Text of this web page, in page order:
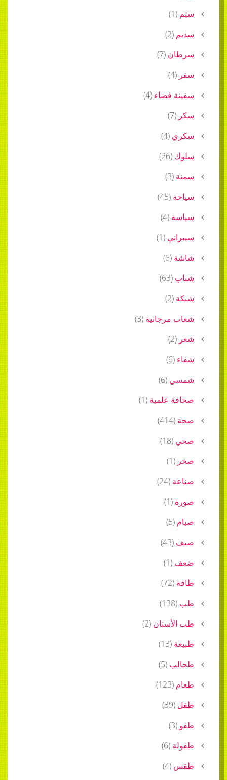
ستِم (
1
)
سديم (
2
)
سرطان (
7
)
سفر (
4
)
سفينة فضاء (
4
)
سكر (
7
)
سكري (
4
)
سلوك (
26
)
سمنة (
3
)
سياحة (
45
)
سياسة (
4
)
سيبراني (
1
)
شاشة (
6
)
شباب (
63
)
شبكة (
2
)
شعاب مرجانية (
3
)
شعر (
2
)
شفاء (
6
)
شمسي (
6
)
صحافة علمية (
1
)
صحة (
414
)
صحي (
18
)
صخر (
1
)
صناعة (
24
)
صورة (
1
)
صيام (
5
)
صيف (
43
)
ضعف (
1
)
طاقة (
72
)
طب (
138
)
طب الأسنان (
2
)
طبيعة (
13
)
طحالب (
5
)
طعام (
123
)
طفل (
39
)
طفو (
3
)
طفولة (
6
)
طقس (
4
)